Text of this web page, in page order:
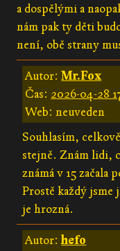
a dospělými a
nám pak ty děti
není, obě strany
Autor:Mr.Fox
Čas: 2026-04-28
Web: neuveden
Souhlasím,
stejně. Znám lidi,
známá v 15 začala
Prostě každý jsme
je hrozná.
Autor:hefo